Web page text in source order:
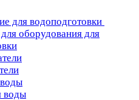
для водоподготовки
оборудования для
воды